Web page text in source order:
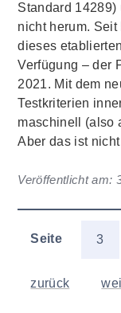
Standard 14289)
nicht herum. Seit
dieses
Verfügung – der
2021. Mit dem
Testkriterien
maschinell (also
Aber das ist
Veröffentlicht am:
Seite 3
zurück